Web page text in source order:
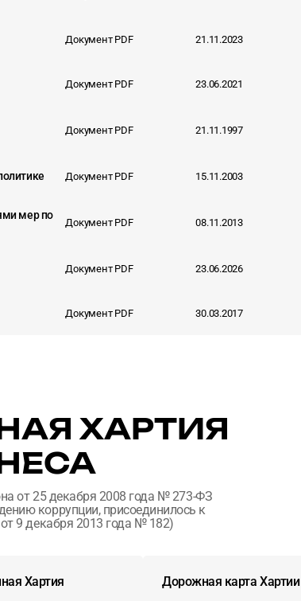
Документ PDF 21.11.2023
Документ PDF 23.06.2021
Документ PDF 21.11.1997
Документ PDF 15.11.2003
мер по
Документ PDF 08.11.2013
Документ PDF 23.06.2026
Документ PDF 30.03.2017
ХАРТИЯ
от 25 декабря 2008 года № 273-ФЗ
коррупции, присоединилось к
9 декабря 2013 года № 182)
Хартия Дорожная карта Хартии